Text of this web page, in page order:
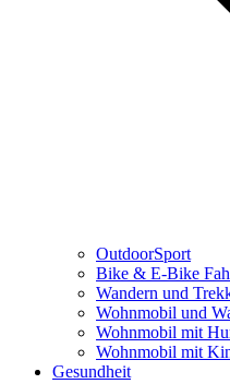
OutdoorSport
Bike & E-Bike
Wandern und
Wohnmobil und
Wohnmobil mit
Wohnmobil mit
Gesundheit